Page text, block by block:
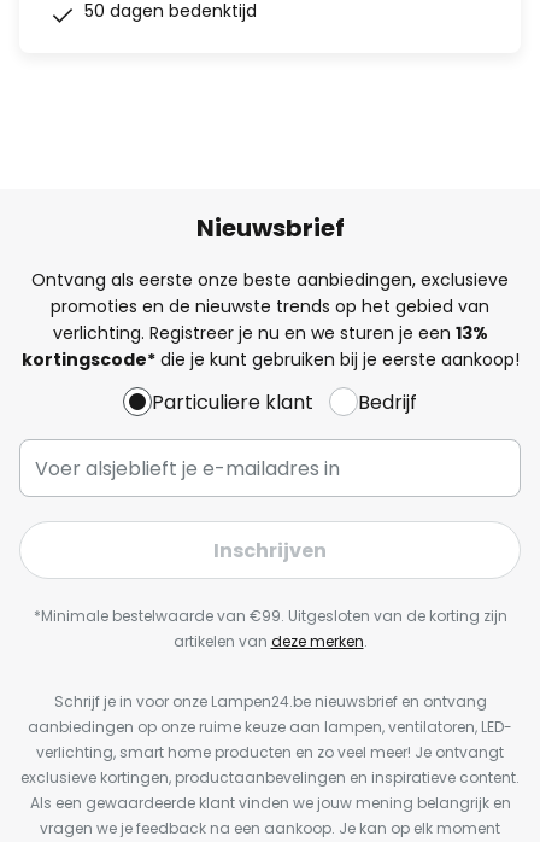
50 dagen bedenktijd
Nieuwsbrief
Ontvang als eerste onze beste aanbiedingen, exclusieve
promoties en de nieuwste trends op het gebied van
verlichting. Registreer je nu en we sturen je een 13%
kortingscode*die je kunt gebruiken bij je eerste aankoop!
Particuliere klant Bedrijf
Inschrijven
*Minimale bestelwaarde van €99. Uitgesloten van de korting zijn
artikelen van deze merken.
Schrijf je in voor onze Lampen24.be nieuwsbrief en ontvang
aanbiedingen op onze ruime keuze aan lampen, ventilatoren, LED-
verlichting, smart home producten en zo veel meer! Je ontvangt
exclusieve kortingen, productaanbevelingen en inspiratieve content.
Als een gewaardeerde klant vinden we jouw mening belangrijk en
vragen we je feedback na een aankoop. Je kan op elk moment